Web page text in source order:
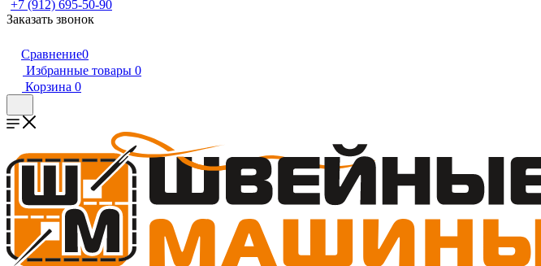
+7 (912) 695-50-90
Заказать звонок
Сравнение0
Избранные товары 0
Корзина 0